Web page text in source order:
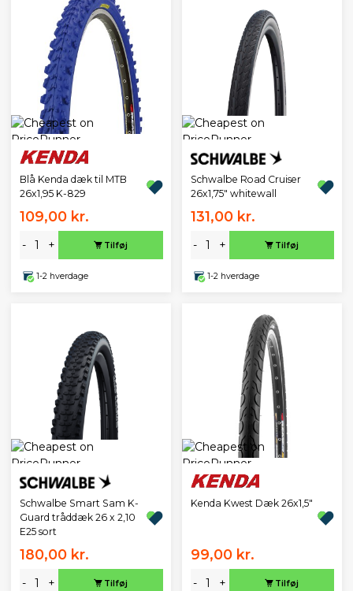
Blå Kenda dæk til MTB
26x1,95 K-829
109,00 kr.
- + Tilføj
1-2 hverdage
Schwalbe Road Cruiser
26x1,75" whitewall
131,00 kr.
- + Tilføj
1-2 hverdage
Schwalbe Smart Sam K-
Guard tråddæk 26 x 2,10
E25 sort
180,00 kr.
- + Tilføj
Kenda Kwest Dæk 26x1,5"
99,00 kr.
- + Tilføj